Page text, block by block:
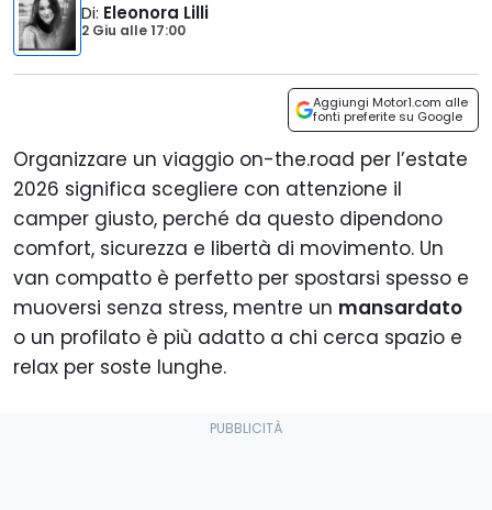
Di: Eleonora Lilli
2 Giu alle17:00
Aggiungi Motor1.com alle
fonti preferite su Google
Organizzare un viaggio on-the.road per l’estate
2026 significa scegliere con attenzione il
camper giusto, perché da questo dipendono
comfort, sicurezza e libertà di movimento. Un
van compatto è perfetto per spostarsi spesso e
muoversi senza stress, mentre un mansardato
o un profilato è più adatto a chi cerca spazio e
relax per soste lunghe.